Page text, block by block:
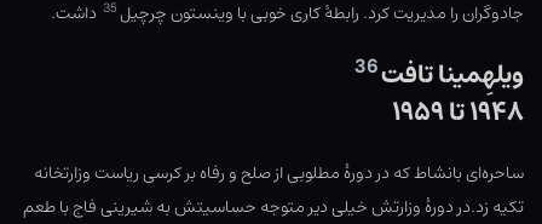
جادوگران را مدیریت کرد. رابطهٔ کاری خوبی با وینستون چرچیل35 داشت.
ویلهِمینا تافت36
۱۹۴۸ تا ۱۹۵۹
ساحره‌ای بانشاط که در دورهٔ مطلوبی از صلح و رفاه بر کرسی ریاست وزارتخانه
تکیه زد.در دورهٔ وزارتش خیلی دیر متوجه حساسیتش به شیرینی فاج با طعم